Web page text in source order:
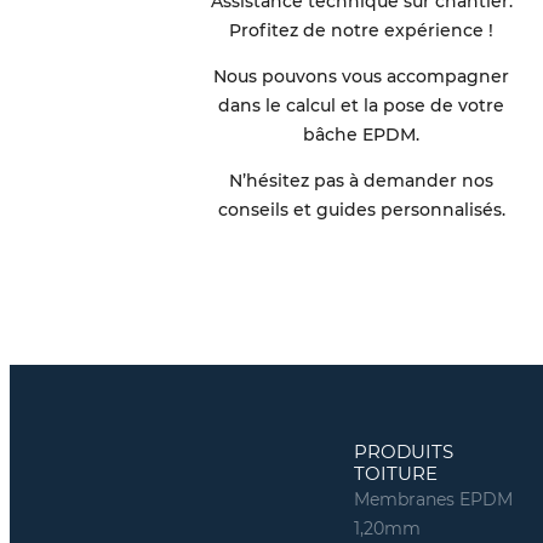
Profitez de notre expérience !
Nous pouvons vous accompagner
dans le calcul et la pose de votre
bâche EPDM.
N’hésitez pas à demander nos
conseils et guides personnalisés.
PRODUITS
TOITURE
Membranes EPDM
1,20mm